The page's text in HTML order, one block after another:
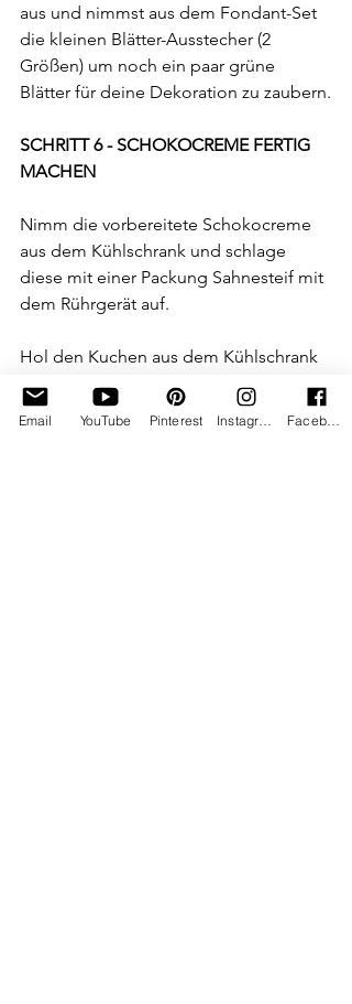
aus und nimmst aus dem Fondant-Set
die kleinen Blätter-Ausstecher (2
Größen) um noch ein paar grüne
Blätter für deine Dekoration zu zaubern.
SCHRITT 6 - SCHOKOCREME FERTIG
MACHEN
Nimm die vorbereitete Schokocreme
aus dem Kühlschrank und schlage
diese mit einer Packung Sahnesteif mit
dem Rührgerät auf.
Hol den Kuchen aus dem Kühlschrank
und gib eine Schicht Schokocreme
oben auf den obersten Tortenboden
Email YouTube Pinterest